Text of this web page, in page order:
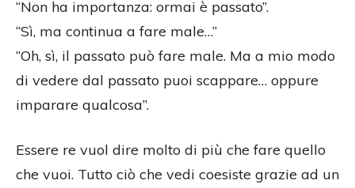
“Non ha importanza: ormai è passato”.
“Sì, ma continua a fare male…”
“Oh, sì, il passato può fare male. Ma a mio modo
di vedere dal passato puoi scappare… oppure
imparare qualcosa”.
Essere re vuol dire molto di più che fare quello
che vuoi. Tutto ciò che vedi coesiste grazie ad un